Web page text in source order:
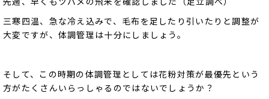
三寒四温、急な冷え込みで、毛布を足したり引いたりと調整が
大変ですが、体調管理は十分にしましょう。
そして、この時期の体調管理としては花粉対策が最優先という
方がたくさんいらっしゃるのではないでしょうか？